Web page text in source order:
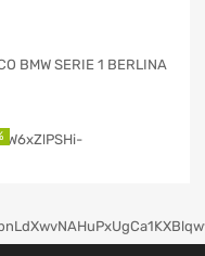
BMW SERIE 1 BERLINA